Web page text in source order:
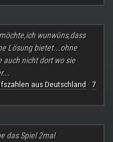
wunwüns,dass
Lösung bietet...ohne
auch nicht dort wo sie
aus Deutschland · 7
das Spiel 2mal